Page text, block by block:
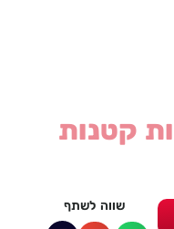
קטנות
שווה לשתף